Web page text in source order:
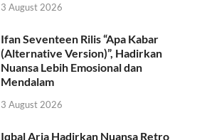
3 August 2026
Ifan Seventeen Rilis “Apa Kabar
(Alternative Version)”, Hadirkan
Nuansa Lebih Emosional dan
Mendalam
3 August 2026
Iqbal Aria Hadirkan Nuansa Retro